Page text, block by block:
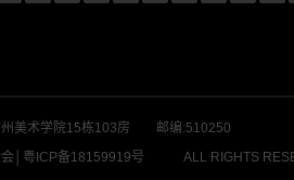
州美术学院15栋103房 邮编:510250
│ 粤ICP备18159919号 ALL RIGHTS